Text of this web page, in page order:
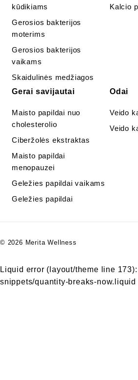
kūdikiams
Gerosios bakterijos
moterims
Gerosios bakterijos
vaikams
Skaidulinės medžiagos
Kalcio
Gerai savijautai
Maisto papildai nuo
cholesterolio
Ciberžolės ekstraktas
Maisto papildai
menopauzei
Geležies papildai vaikams
Geležies papildai
Odai
Veido
Veido
© 2026 Merita Wellness
Liquid error (layout/theme line
snippets/quantity-breaks-now.liquid